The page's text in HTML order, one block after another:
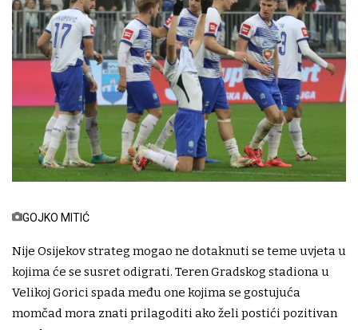
GOJKO MITIĆ
Nije Osijekov strateg mogao ne dotaknuti se teme uvjeta u
kojima će se susret odigrati. Teren Gradskog stadiona u
Velikoj Gorici spada među one kojima se gostujuća
momčad mora znati prilagoditi ako želi postići pozitivan